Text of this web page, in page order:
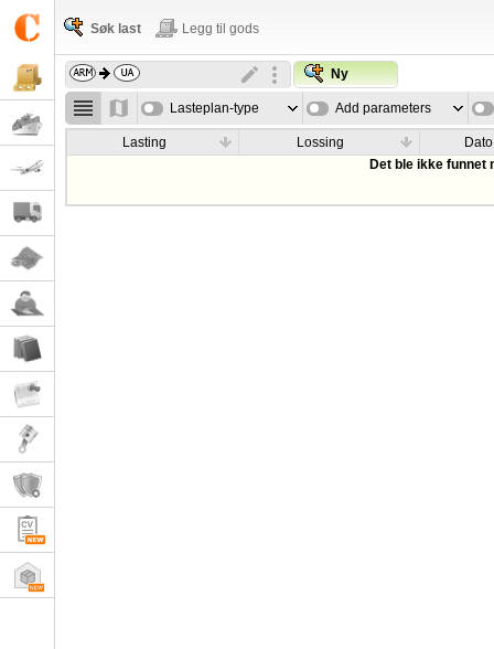
Søk last Legg til gods
Ny
Lasteplan-type Add parameters
Lasting Lossing
Dato
Det ble ikke funnet